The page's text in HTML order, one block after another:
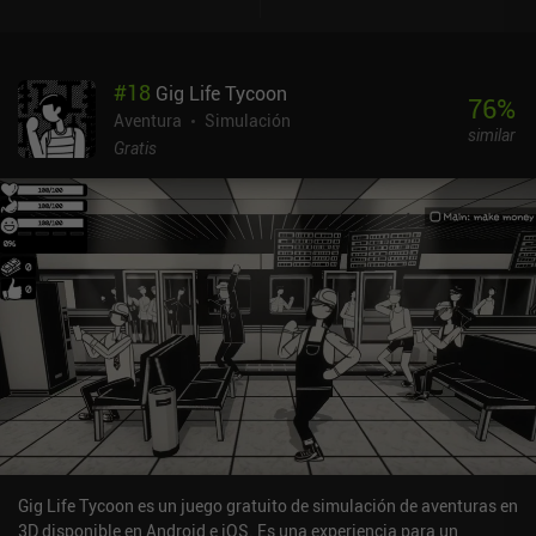
decisión. Elige sentarte en el banquillo, y el juego contará cuántos
segundos has pasado en él... Sinceramente, me sorprende lo
meticuloso que es el seguimiento de todo. A pesar de la atmósfera
Junto con nuestra protagonista, volvemos a visitar sus lugares
más memorables, experimentamos flashbacks de su feliz vida
pasada, encontramos secretos y saberes ocultos, e intentamos
llenar de significado sus últimos minutos. Todo ello mientras
escuchamos una emotiva banda sonora. El final del juego puede
parecer vago y decepcionante al principio, pero si prestas
suficiente atención a los pequeños detalles, empieza a tener
mucho más sentido. Además, los desarrolladores nos animan a
rejugarlo varias veces, alterando nuestras elecciones y
experimentando los caminos que no hemos visto antes. Refind Self
es un juego premium de 3,99 dólares sin anuncios ni iAPs. Aunque
deja un regusto triste, es una experiencia memorable que disfruté
mientras duró.
#18 Gig Life Tycoon
Aventura
Simulación
Gratis
76%
similar
Gig Life Tycoon es un juego gratuito de simulación de aventuras en
3D disponible en Android e iOS. Es una experiencia para un